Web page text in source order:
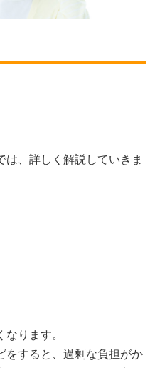
は、詳しく解説していきま
ります。
をすると、過剰な負担がか